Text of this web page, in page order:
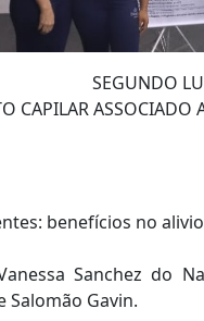
SEGUNDO
CAPILAR
benefícios no
Sanchez do
Salomão Gavin.